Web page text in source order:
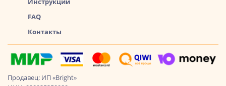
FAQ
Контакты
Продавец: ИП «Bright»